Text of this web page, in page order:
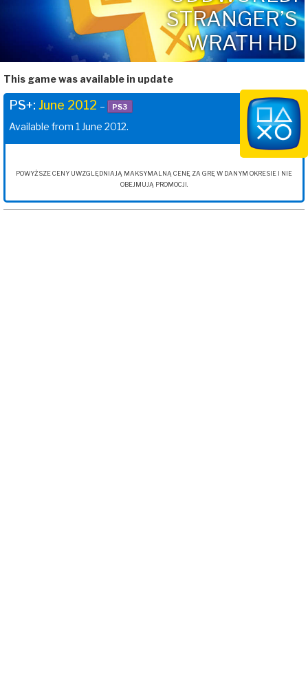
STRANGER’S
WRATH HD
This game was available in update
PS+: June 2012 – PS3
Available from 1 June 2012.
POWYŻSZE CENY UWZGLĘDNIAJĄ MAKSYMALNĄ CENĘ ZA GRĘ W DANYM OKRESIE I NIE
OBEJMUJĄ PROMOCJI.